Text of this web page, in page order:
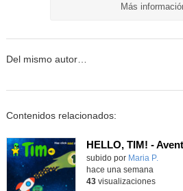
Más
Del mismo autor…
Contenidos relacionados:
HELLO, TIM! -
Contenido educativo.
subido por Maria P.
hace una semana
43visualizaciones